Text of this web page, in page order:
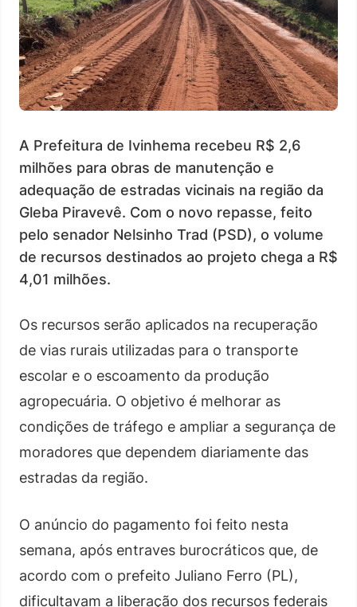
A Prefeitura de Ivinhema recebeu R$ 2,6
milhões para obras de manutenção e
adequação de estradas vicinais na região da
Gleba Piravevê. Com o novo repasse, feito
pelo senador Nelsinho Trad (PSD), o volume
de recursos destinados ao projeto chega a R$
4,01 milhões.
Os recursos serão aplicados na recuperação
de vias rurais utilizadas para o transporte
escolar e o escoamento da produção
agropecuária. O objetivo é melhorar as
condições de tráfego e ampliar a segurança de
moradores que dependem diariamente das
estradas da região.
O anúncio do pagamento foi feito nesta
semana, após entraves burocráticos que, de
acordo com o prefeito Juliano Ferro (PL),
dificultavam a liberação dos recursos federais